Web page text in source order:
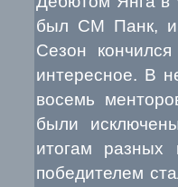
был СМ Панк, и
Сезон
интересное. В
восемь
были
итогам разных
победителем